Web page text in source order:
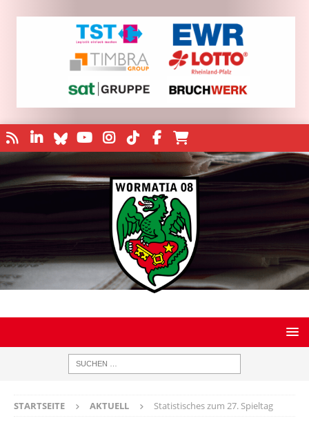
STARTSEITE AKTUELL Statistisches zum 27. Spieltag